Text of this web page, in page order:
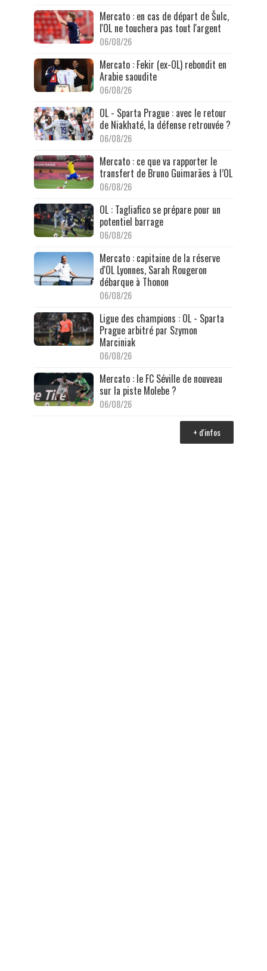
Mercato : en cas de départ de Šulc,
l'OL ne touchera pas tout l'argent
06/08/26
Mercato : Fekir (ex-OL) rebondit en
Arabie saoudite
06/08/26
OL - Sparta Prague : avec le retour
de Niakhaté, la défense retrouvée ?
06/08/26
Mercato : ce que va rapporter le
transfert de Bruno Guimarães à l’OL
06/08/26
OL : Tagliafico se prépare pour un
potentiel barrage
06/08/26
Mercato : capitaine de la réserve
d'OL Lyonnes, Sarah Rougeron
débarque à Thonon
06/08/26
Ligue des champions : OL - Sparta
Prague arbitré par Szymon
Marciniak
06/08/26
Mercato : le FC Séville de nouveau
sur la piste Molebe ?
06/08/26
+ d'infos